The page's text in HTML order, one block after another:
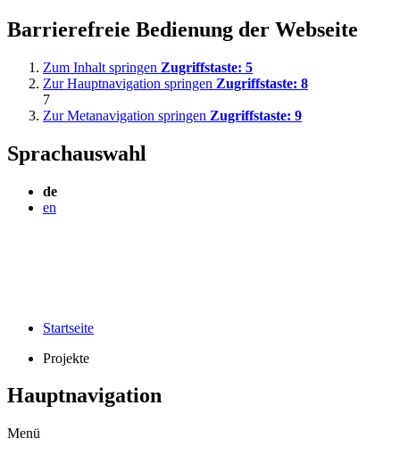
Barrierefreie Bedienung der Webseite
Zum Inhalt springen Zugriffstaste: 5
Zur Hauptnavigation springen Zugriffstaste: 8
7
Zur Metanavigation springen Zugriffstaste: 9
Sprachauswahl
de
en
Startseite
Projekte
Hauptnavigation
Menü